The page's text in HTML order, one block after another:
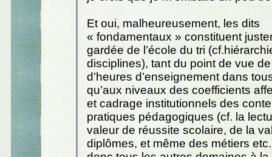
Et oui, malheureusement, les dits
« fondamentaux » constituent
gardée de l’école du tri
disciplines), tant du point de vue
d’heures d’enseignement dans
qu’aux niveaux des coefficients
et cadrage institutionnels des
pratiques pédagogiques (cf. la
valeur de réussite scolaire, de la
diplômes, et même des métiers